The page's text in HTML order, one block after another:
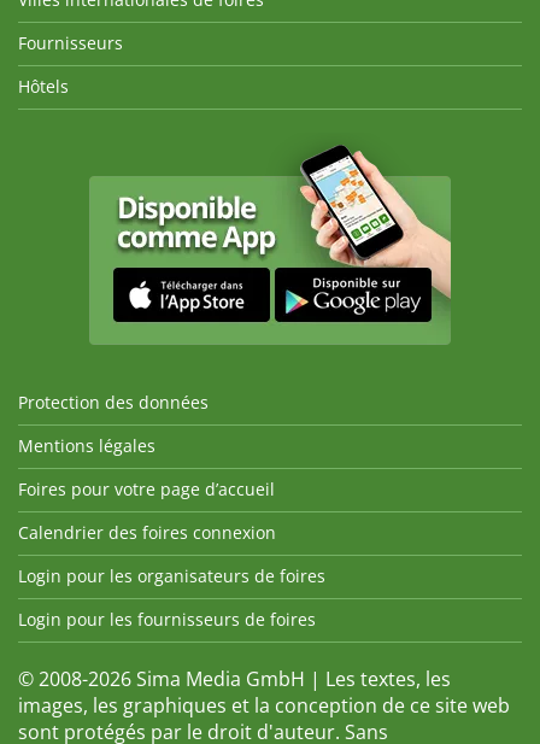
Fournisseurs
Hôtels
Protection des données
Mentions légales
Foires pour votre page d’accueil
Calendrier des foires connexion
Login pour les organisateurs de foires
Login pour les fournisseurs de foires
© 2008-2026 Sima Media GmbH | Les textes, les
images, les graphiques et la conception de ce site web
sont protégés par le droit d'auteur. Sans